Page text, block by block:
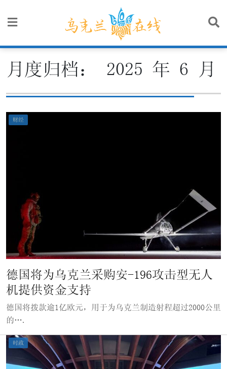
月度归档： 2025 年 6 月
财经
德国将为乌克兰采购安-196攻击型无人
机提供资金支持
德国将拨款逾1亿欧元，用于为乌克兰制造射程超过2000公里
的….
时政